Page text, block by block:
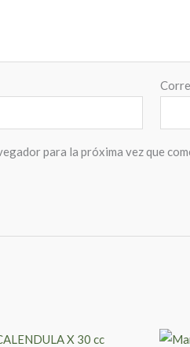
para la próxima vez que